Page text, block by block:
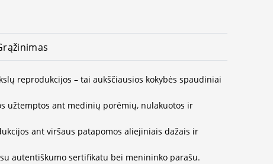
reprodukcijos – tai aukščiausios kokybės spaudiniai
užtemptos ant medinių porėmių, nulakuotos ir
ant viršaus patapomos aliejiniais dažais ir
autentiškumo sertifikatu bei menininko parašu.